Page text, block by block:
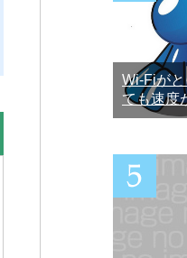
Wi-Fiが
ても速度